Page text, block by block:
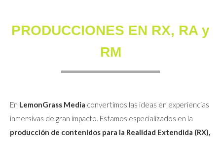
PRODUCCIONES EN RX, RA y
RM
En LemonGrass Media convertimos las ideas en experiencias
inmersivas de gran impacto. Estamos especializados en la
producción de contenidos para la Realidad Extendida (RX),